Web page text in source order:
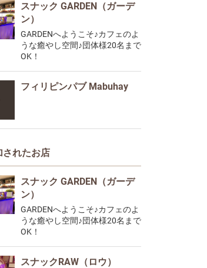
スナック GARDEN（ガーデ
ン）
GARDENへようこそ♪カフェのよ
うな癒やし空間♪団体様20名まで
OK！
フィリピンパブ Mabuhay
されたお店
スナック GARDEN（ガーデ
ン）
GARDENへようこそ♪カフェのよ
うな癒やし空間♪団体様20名まで
OK！
スナックRAW（ロウ）